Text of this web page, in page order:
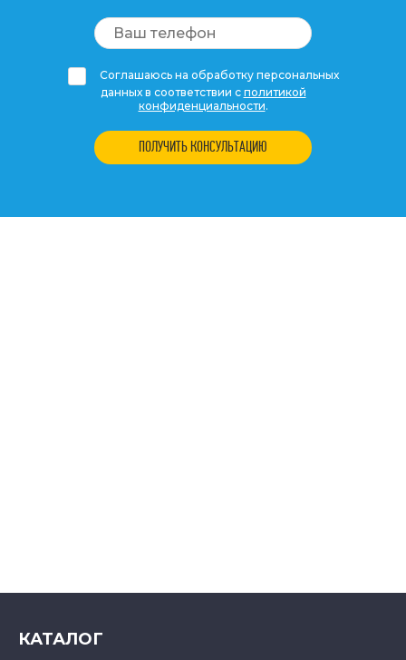
Соглашаюсь на обработку персональных
данных в соответствии с политикой
конфиденциальности.
ПОЛУЧИТЬ КОНСУЛЬТАЦИЮ
КАТАЛОГ